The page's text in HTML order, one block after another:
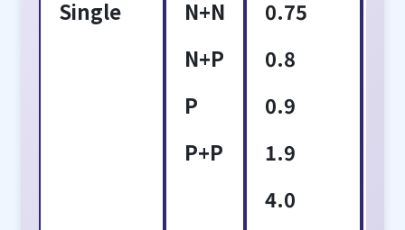
Single
N+N
N+P
P
P+P
0.75
0.8
0.9
1.9
4.0